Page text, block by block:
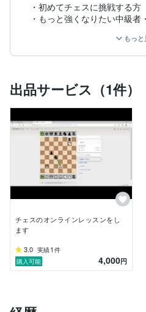
・初めてチェスに挑戦する方
・もっと強くなりたい中級者
あなた専用の学習プランで、
もっと
出品サービス（1件）
チェスのオンラインレッスンをし
ます
3.0 実績1 件
購入可能
4,000円